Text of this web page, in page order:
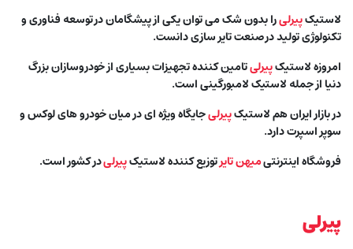
لاستیکپیرلیرا بدون شک می توان یکی از پیشگامان در توسعه فناوری و
تکنولوژی تولید در صنعت تایر سازی دانست.
امروزه لاستیکپیرلیتامین کننده تجهیزات بسیاری از خودروسازان بزرگ
دنیا از جمله لاستیک لامبورگینی است.
در بازار ایران هم لاستیکپیرلیجایگاه ویژه ای در میان خودرو های لوکس و
سوپر اسپرت دارد.
فروشگاه اینترنتیمیهن تایرتوزیع کننده لاستیکپیرلیدر کشور است.
پیرلی